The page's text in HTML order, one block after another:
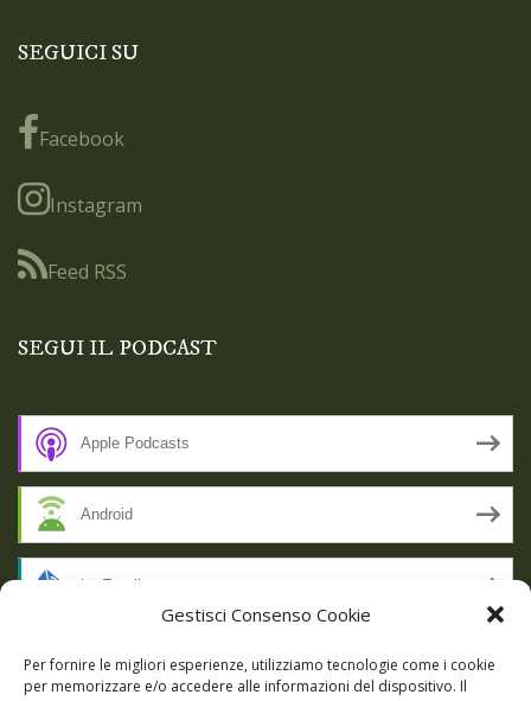
Gestisci Consenso Cookie
Per fornire le migliori esperienze, utilizziamo tecnologie come i cookie
per memorizzare e/o accedere alle informazioni del dispositivo. Il
SEGUICI SU
Facebook
Instagram
Feed RSS
SEGUI IL PODCAST
Apple Podcasts
Android
by Email
RSS